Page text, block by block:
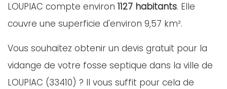
LOUPIAC compte environ 1127 habitants. Elle
couvre une superficie d'environ 9,57 km².
Vous souhaitez obtenir un devis gratuit pour la
vidange de votre fosse septique dans la ville de
LOUPIAC (33410) ? Il vous suffit pour cela de